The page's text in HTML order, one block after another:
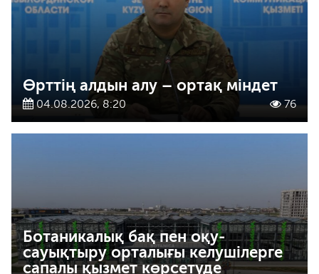
Өрттің алдын алу – ортақ міндет
04.08.2026, 8:20 76
Ботаникалық бақ пен оқу-
сауықтыру орталығы келушілерге
сапалы қызмет көрсетуде